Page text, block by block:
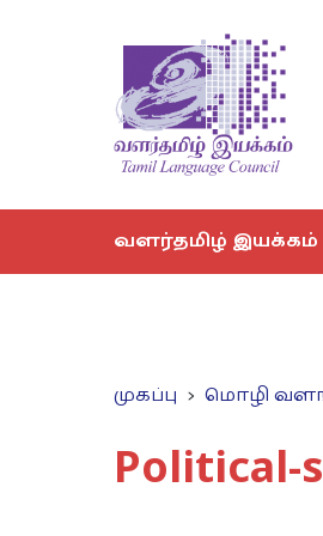
வளர்தமிழ் இயக்கம்
முகப்பு மொழி
Political-